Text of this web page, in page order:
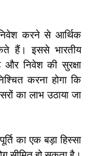
करने से आर्थिक
हैं। इससे भारतीय
और निवेश की सुरक्षा
करना होगा कि
का लाभ उठाया जा
का एक बड़ा हिस्सा